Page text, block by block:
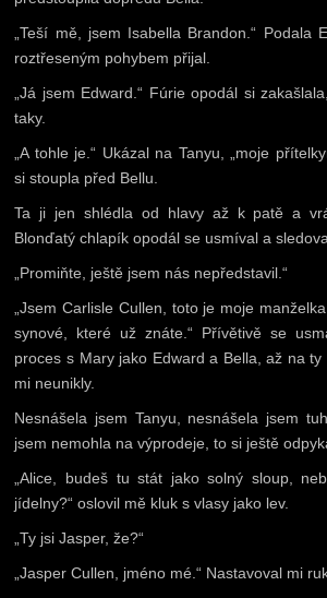
„Teší mě, jsem Isabella Brandon.“ Podala
roztřeseným pohybem přijal.
„Já jsem Edward.“ Fúrie opodál si
taky.
„A tohle je.“ Ukázal na Tanyu, „moje
si stoupla před Bellu.
Ta ji jen shlédla od hlavy až k patě a
Blonďatý chlapík opodál se usmíval a
„Promiňte, ještě jsem nás nepředstavil.“
„Jsem Carlisle Cullen, toto je moje
synové, které už znáte.“ Přívětivě se
proces s Mary jako Edward a Bella, až na
mi neunikly.
Nesnášela jsem Tanyu, nesnášela jsem
jsem nemohla na výprodeje, to si ještě
„Alice, budeš tu stát jako solný sloup,
jídelny?“ oslovil mě kluk s vlasy jako lev.
„Ty jsi Jasper, že?“
„Jasper Cullen, jméno mé.“ Nastavoval mi